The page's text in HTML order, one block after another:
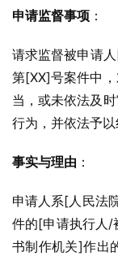
申请监督事项 ：
请求监督被申请
第[XX]号案件中
当，或未依法及
行为，并依法予以
事实与理由 ：
申请人系[人民法
件的[申请执行人/
书制作机关]作出